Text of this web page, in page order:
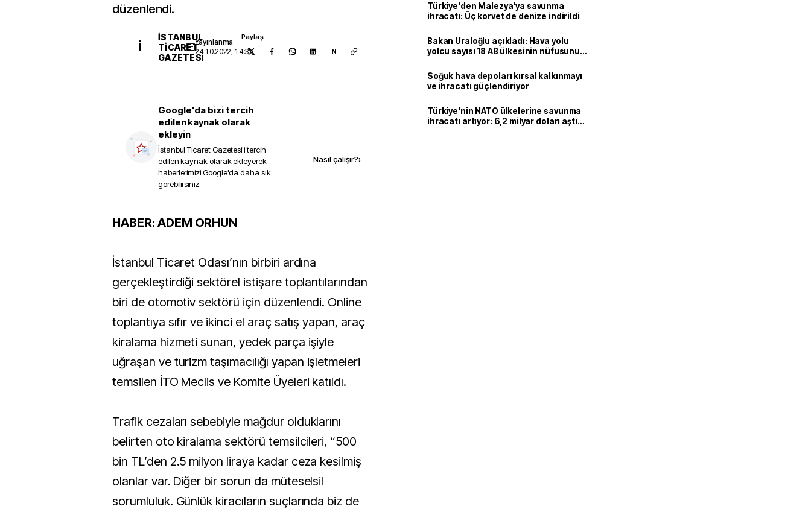
düzenlendi.
İ
İSTANBUL
TICARET
GAZETESI
Yayınlanma
24.10.2022, 14:35
Paylaş
N
Google'da bizi tercih
edilen kaynak olarak
ekleyin
İstanbul Ticaret Gazetesi'i tercih
edilen kaynak olarak ekleyerek
haberlerimizi Google'da daha sık
görebilirsiniz.
Nasıl çalışır?›
HABER: ADEM ORHUN
İstanbul Ticaret Odası’nın birbiri ardına
gerçekleştirdiği sektörel istişare toplantılarından
biri de otomotiv sektörü için düzenlendi. Online
toplantıya sıfır ve ikinci el araç satış yapan, araç
kiralama hizmeti sunan, yedek parça işiyle
uğraşan ve turizm taşımacılığı yapan işletmeleri
temsilen İTO Meclis ve Komite Üyeleri katıldı.
Trafik cezaları sebebiyle mağdur olduklarını
belirten oto kiralama sektörü temsilcileri, “500
bin TL’den 2.5 milyon liraya kadar ceza kesilmiş
olanlar var. Diğer bir sorun da müteselsil
sorumluluk. Günlük kiracıların suçlarında biz de
Türkiye'den Malezya'ya savunma
ihracatı: Üç korvet de denize indirildi
Bakan Uraloğlu açıkladı: Hava yolu
yolcu sayısı 18 AB ülkesinin nüfusunu
Soğuk hava depoları kırsal kalkınmayı
ve ihracatı güçlendiriyor
Türkiye'nin NATO ülkelerine savunma
ihracatı artıyor: 6,2 milyar doları aştı